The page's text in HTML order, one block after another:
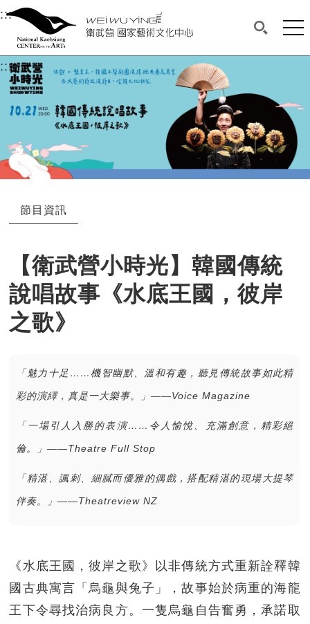
衛武營國家藝術文化中心
中央內容區塊，為本頁主要內容區。
:::選單連結區塊，此區塊列有本網站主要連結。
衛武營國家藝術文化中心
搜尋(開
網
:::中央內容區塊，為本頁主要內容區。
節目資訊
【衛武營小時光】韓國傳統
說唱故事《水底王國，彼岸
之歌》
「魅力十足……機智幽默、溫和有趣，聽見傳統故事如此精
彩的演繹，真是一大樂事。」——Voice Magazine
「一場引人入勝的表演……令人愉悅、充滿創意，精彩絕
倫。」——Theatre Full Stop
「精湛、諷刺、細膩而優雅的偶戲，搭配精湛的現場大提琴
伴奏。」——Theatreview NZ
《水底王國，彼岸之歌》以非傳統方式重新詮釋韓
國古典寓言「烏龜與兔子」，故事始於病重的海龍
王下令尋找治病良方。一隻烏龜自告奮勇，承諾取